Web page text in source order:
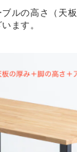
ブルの高さ（天
ます。